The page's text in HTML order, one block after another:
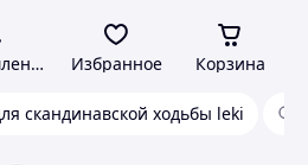
Избранное Корзина
скандинавской ходьбы leki